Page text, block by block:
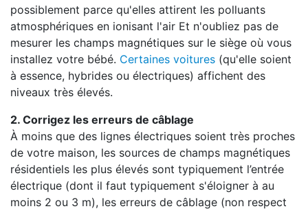
possiblement parce qu'elles attirent les polluants
atmosphériques en ionisant l'air Et n'oubliez pas de
mesurer les champs magnétiques sur le siège où vous
installez votre bébé. Certaines voitures (qu'elle soient
à essence, hybrides ou électriques) affichent des
niveaux très élevés.
2. Corrigez les erreurs de câblage
À moins que des lignes électriques soient très proches
de votre maison, les sources de champs magnétiques
résidentiels les plus élevés sont typiquement l’entrée
électrique (dont il faut typiquement s'éloigner à au
moins 2 ou 3 m), les erreurs de câblage (non respect